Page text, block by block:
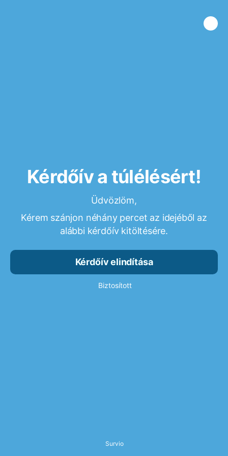
Kérdőív a túlélésért!
Üdvözlöm,
Kérem szánjon néhány percet az idejéből az
alábbi kérdőív kitöltésére.
Kérdőív elindítása
Biztosított
Survio